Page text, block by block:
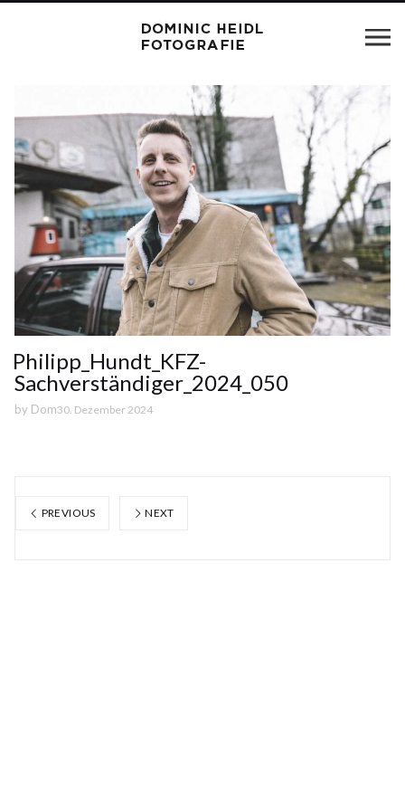
Philipp_Hundt_KFZ-
Sachverständiger_2024_050
by Dom30. Dezember 2024
PREVIOUS NEXT